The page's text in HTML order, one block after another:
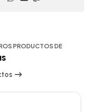
PRODUCTOS DE